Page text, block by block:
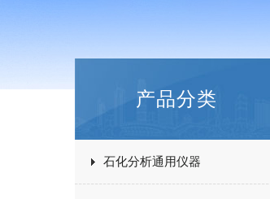
产品分类
石化分析通用仪器